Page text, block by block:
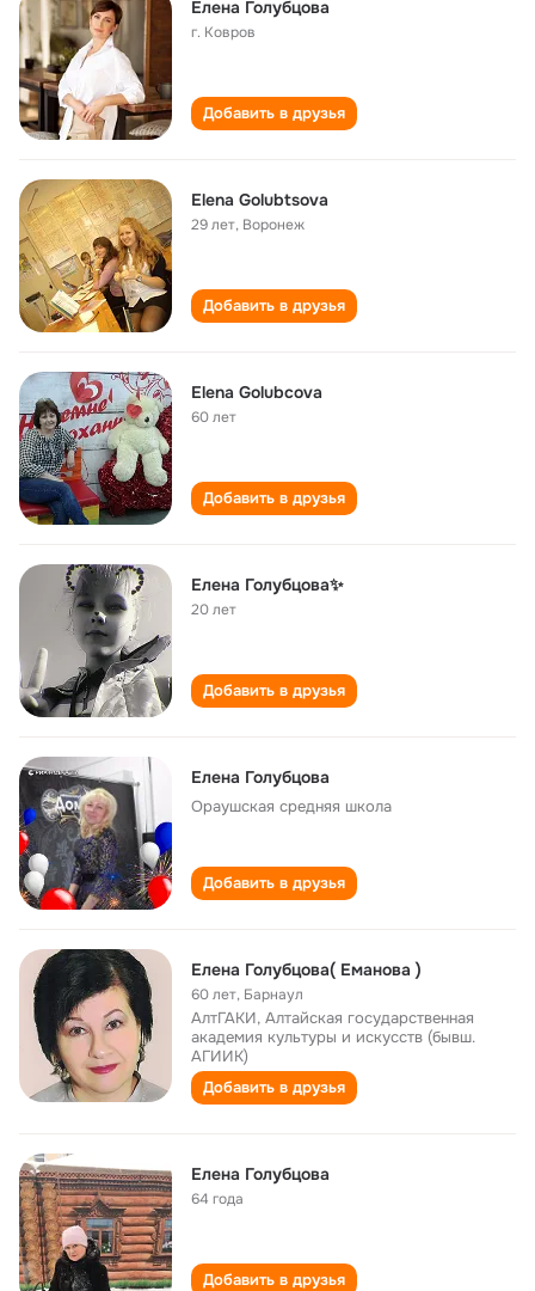
Елена Голубцова
г. Ковров
Добавить в друзья
Elena Golubtsova
29 лет, Воронеж
Добавить в друзья
Elena Golubcova
60 лет
Добавить в друзья
Елена Голубцова✨
20 лет
Добавить в друзья
Елена Голубцова
Ораушская cредняя школа
Добавить в друзья
Елена Голубцова( Еманова )
60 лет, Барнаул
АлтГАКИ, Алтайская государственная
академия культуры и искусств (бывш.
АГИИК)
Добавить в друзья
Елена Голубцова
64 года
Добавить в друзья